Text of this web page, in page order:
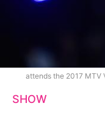
attends the 2017 MTV
SHOW